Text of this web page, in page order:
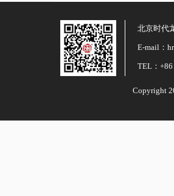
北京时代
E-mail：
TEL：
Copyright